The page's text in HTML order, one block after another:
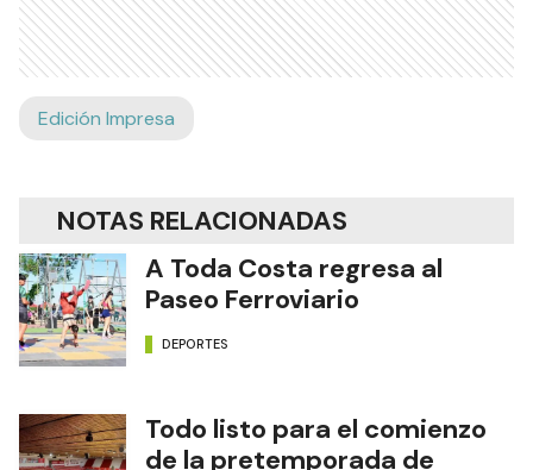
Edición Impresa
NOTAS RELACIONADAS
A Toda Costa regresa al
Paseo Ferroviario
DEPORTES
Todo listo para el comienzo
de la pretemporada de